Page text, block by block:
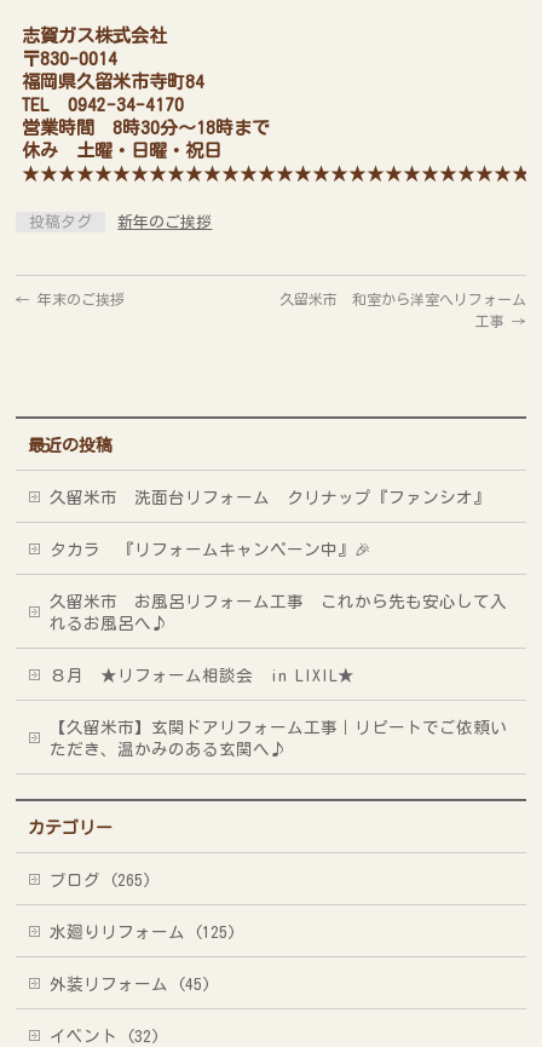
志賀ガス株式会社
〒830-0014
福岡県久留米市寺町84
TEL 0942-34-4170
営業時間 8時30分～18時まで
休み 土曜・日曜・祝日
投稿タグ 新年のご挨拶
← 年末のご挨拶
久留米市 和室から洋室へリフォーム
工事 →
最近の投稿
久留米市 洗面台リフォーム クリナップ『ファンシオ』
タカラ 『リフォームキャンペーン中』🎉
久留米市 お風呂リフォーム工事 これから先も安心して入
れるお風呂へ♪
８月 ★リフォーム相談会 in LIXIL★
【久留米市】玄関ドアリフォーム工事｜リピートでご依頼い
ただき、温かみのある玄関へ♪
カテゴリー
ブログ (265)
水廻りリフォーム (125)
外装リフォーム (45)
イベント (32)